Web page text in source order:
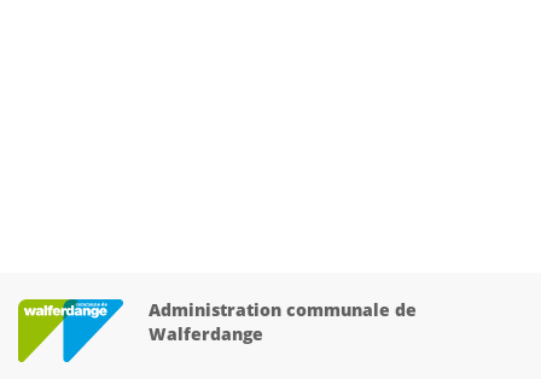
Administration communale de
Walferdange